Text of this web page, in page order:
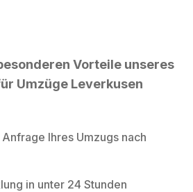
Vorteile unseres
Umzüge Leverkusen
Ihres Umzugs nach
in unter 24 Stunden